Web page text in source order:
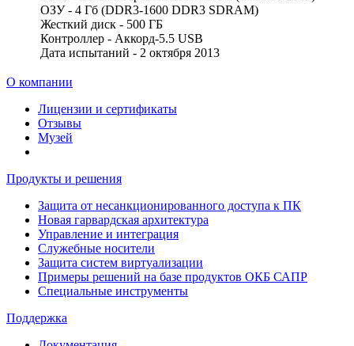
ОЗУ - 4 Гб (DDR3-1600 DDR3 SDRAM)
Жесткий диск - 500 ГБ
Контроллер - Аккорд-5.5 USB
Дата испытаний - 2 октября 2013
О компании
Лицензии и сертификаты
Отзывы
Музей
Продукты и решения
Защита от несанкционированного доступа к ПК
Новая гарвардская архитектура
Управление и интеграция
Служебные носители
Защита систем виртуализации
Примеры решений на базе продуктов ОКБ САПР
Специальные инструменты
Поддержка